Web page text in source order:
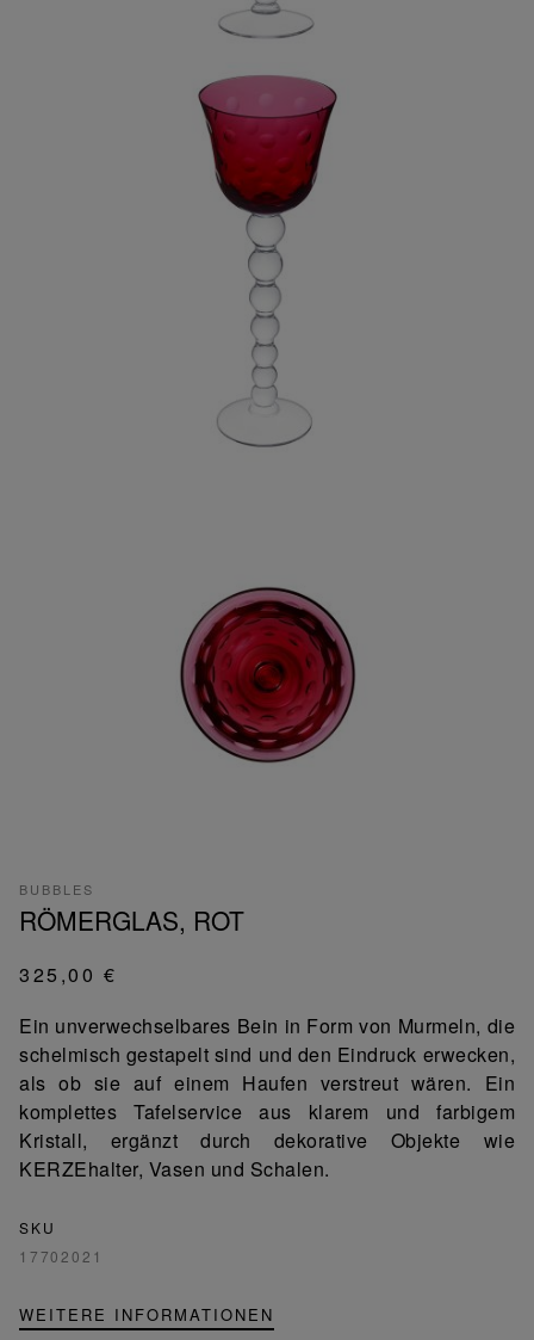
BUBBLES
RÖMERGLAS, ROT
325,00 €
Ein unverwechselbares Bein in Form von Murmeln, die
schelmisch gestapelt sind und den Eindruck erwecken,
als ob sie auf einem Haufen verstreut wären. Ein
komplettes Tafelservice aus klarem und farbigem
Kristall, ergänzt durch dekorative Objekte wie
KERZEhalter, Vasen und Schalen.
SKU
17702021
WEITERE INFORMATIONEN